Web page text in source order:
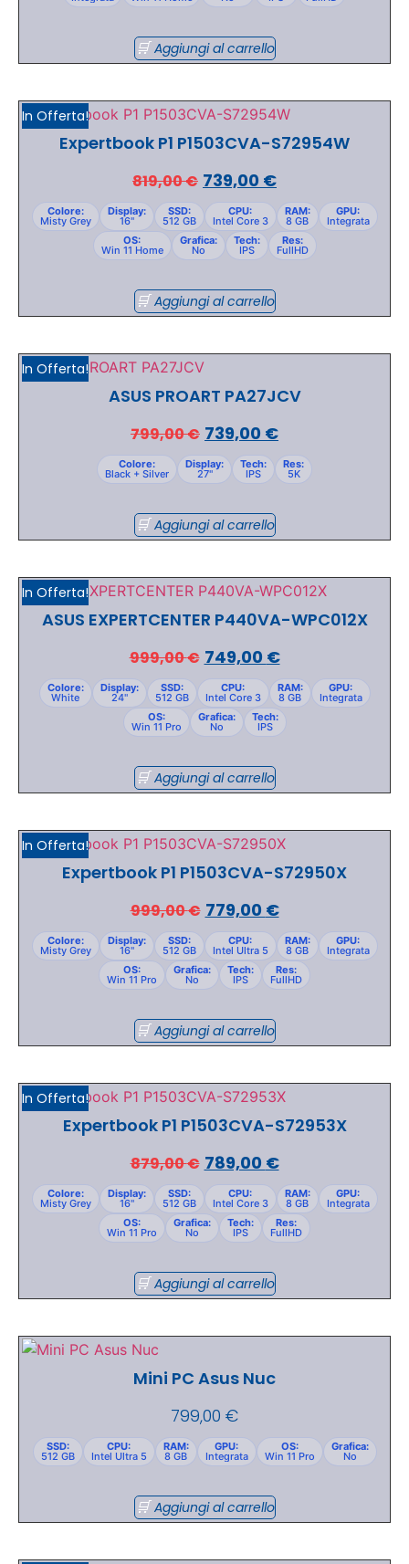
Aggiungi al carrello
In Offerta!
Expertbook P1 P1503CVA-S72954W
819,00€ 739,00 €
Colore:
Misty Grey
Display:
16"
SSD:
512 GB
CPU:
Intel Core 3
RAM:
8 GB
GPU:
Integrata
OS:
Win 11 Home
Grafica:
No
Tech:
IPS
Res:
FullHD
Aggiungi al carrello
In Offerta!
ASUS PROART PA27JCV
799,00€ 739,00 €
Colore:
Black + Silver
Display:
27"
Tech:
IPS
Res:
5K
Aggiungi al carrello
In Offerta!
ASUS EXPERTCENTER P440VA-WPC012X
999,00€ 749,00 €
Colore:
White
Display:
24"
SSD:
512 GB
CPU:
Intel Core 3
RAM:
8 GB
GPU:
Integrata
OS:
Win 11 Pro
Grafica:
No
Tech:
IPS
Aggiungi al carrello
In Offerta!
Expertbook P1 P1503CVA-S72950X
999,00€ 779,00 €
Colore:
Misty Grey
Display:
16"
SSD:
512 GB
CPU:
Intel Ultra 5
RAM:
8 GB
GPU:
Integrata
OS:
Win 11 Pro
Grafica:
No
Tech:
IPS
Res:
FullHD
Aggiungi al carrello
In Offerta!
Expertbook P1 P1503CVA-S72953X
879,00€ 789,00 €
Colore:
Misty Grey
Display:
16"
SSD:
512 GB
CPU:
Intel Core 3
RAM:
8 GB
GPU:
Integrata
OS:
Win 11 Pro
Grafica:
No
Tech:
IPS
Res:
FullHD
Aggiungi al carrello
Mini PC Asus Nuc
799,00 €
SSD:
512 GB
CPU:
Intel Ultra 5
RAM:
8 GB
GPU:
Integrata
OS:
Win 11 Pro
Grafica:
No
Aggiungi al carrello